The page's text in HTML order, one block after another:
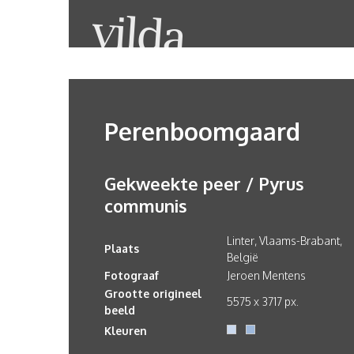
Perenboomgaard
Gekweekte peer / Pyrus
communis
Plaats
Linter, Vlaams-Brabant,
België
Fotograaf
Jeroen Mentens
Grootte origineel
beeld
5575 x 3717 px.
Kleuren